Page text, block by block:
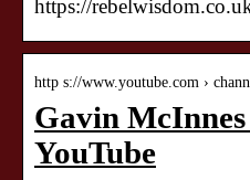
https://
http s://www.youtube.com ›
Gavin McInnes
YouTube